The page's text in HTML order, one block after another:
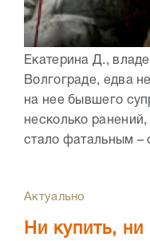
Екатерина Д.,
Волгограде, едва
на нее бывшего
несколько
стало фатальным –
Актуально
Ни купить,